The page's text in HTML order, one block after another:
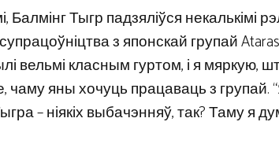
Тыгр падзяліўся некалькімі
з японскай групай
вельмі класным гуртом, і я мяркую,
чаму яны хочуць працаваць з
– ніякіх выбачэнняў, так? Таму я